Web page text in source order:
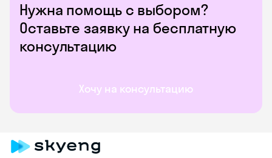
Нужна помощь с выбором?
Оставьте заявку на бесплатную
консультацию
Хочу на консультацию